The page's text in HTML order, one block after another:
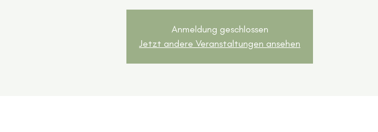
Anmeldung geschlossen
Jetzt andere Veranstaltungen ansehen